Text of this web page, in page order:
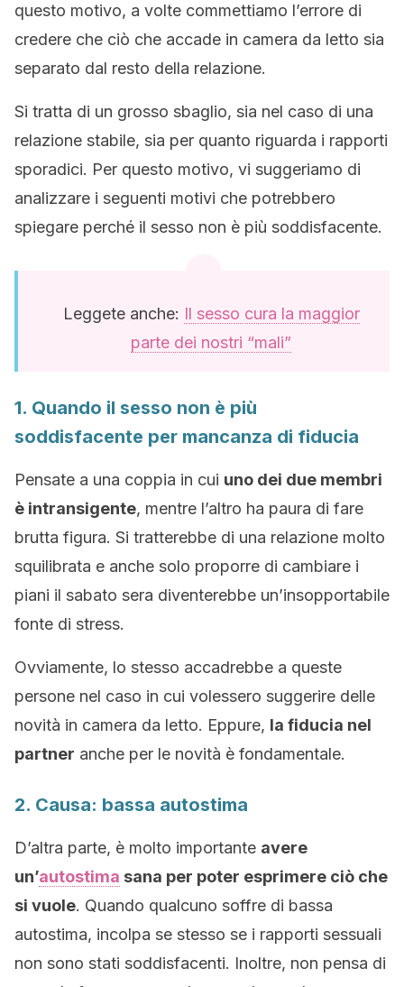
questo motivo, a volte commettiamo l’errore di
credere che ciò che accade in camera da letto sia
separato dal resto della relazione.
Si tratta di un grosso sbaglio, sia nel caso di una
relazione stabile, sia per quanto riguarda i rapporti
sporadici. Per questo motivo, vi suggeriamo di
analizzare i seguenti motivi che potrebbero
spiegare perché il sesso non è più soddisfacente.
Leggete anche: Il sesso cura la maggior
parte dei nostri “mali”
1. Quando il sesso non è più
soddisfacente per mancanza di fiducia
Pensate a una coppia in cui uno dei due membri
è intransigente, mentre l’altro ha paura di fare
brutta figura. Si tratterebbe di una relazione molto
squilibrata e anche solo proporre di cambiare i
piani il sabato sera diventerebbe un’insopportabile
fonte di stress.
Ovviamente, lo stesso accadrebbe a queste
persone nel caso in cui volessero suggerire delle
novità in camera da letto. Eppure, la fiducia nel
partner anche per le novità è fondamentale.
2. Causa: bassa autostima
D’altra parte, è molto importante avere
un’autostima sana per poter esprimere ciò che
si vuole. Quando qualcuno soffre di bassa
autostima, incolpa se stesso se i rapporti sessuali
non sono stati soddisfacenti. Inoltre, non pensa di